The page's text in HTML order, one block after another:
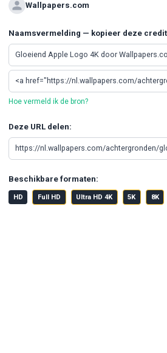
Wallpapers.com
Naamsvermelding — kopieer deze
Hoe vermeld ik de bron?
Deze URL delen:
Beschikbare formaten:
HD Full HD Ultra HD 4K 5K 8K